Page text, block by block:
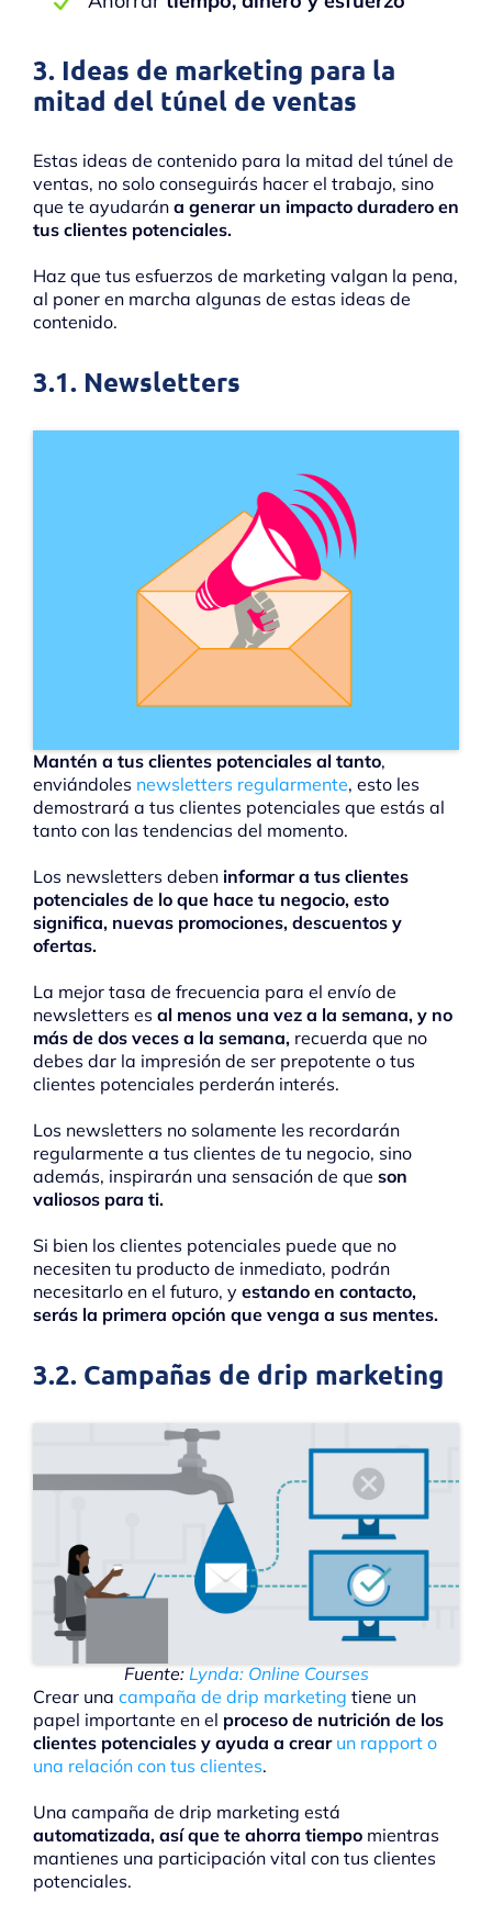
3. Ideas de marketing para la
mitad del túnel de ventas
Estas ideas de contenido para la mitad del túnel de
ventas, no solo conseguirás hacer el trabajo, sino
que te ayudarán a generar un impacto duradero en
tus clientes potenciales.
Haz que tus esfuerzos de marketing valgan la pena,
al poner en marcha algunas de estas ideas de
contenido.
3.1. Newsletters
Mantén a tus clientes potenciales al tanto,
enviándoles newsletters regularmente, esto les
demostrará a tus clientes potenciales que estás al
tanto con las tendencias del momento.
Los newsletters deben informar a tus clientes
potenciales de lo que hace tu negocio, esto
significa, nuevas promociones, descuentos y
ofertas.
La mejor tasa de frecuencia para el envío de
newsletters es al menos una vez a la semana, y no
más de dos veces a la semana, recuerda que no
debes dar la impresión de ser prepotente o tus
clientes potenciales perderán interés.
Los newsletters no solamente les recordarán
regularmente a tus clientes de tu negocio, sino
además, inspirarán una sensación de que son
valiosos para ti.
Si bien los clientes potenciales puede que no
necesiten tu producto de inmediato, podrán
necesitarlo en el futuro, y estando en contacto,
serás la primera opción que venga a sus mentes.
3.2. Campañas de drip marketing
Fuente: Lynda: Online Courses
Crear una campaña de drip marketing tiene un
papel importante en el proceso de nutrición de los
clientes potenciales y ayuda a crear un rapport o
una relación con tus clientes.
Una campaña de drip marketing está
automatizada, así que te ahorra tiempo mientras
mantienes una participación vital con tus clientes
potenciales.